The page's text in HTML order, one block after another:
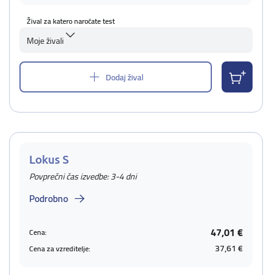
Žival za katero naročate test
Moje živali
Dodaj žival
Lokus S
Povprečni čas izvedbe: 3-4 dni
Podrobno
Cena: 47,01 €
Cena za vzreditelje: 37,61 €